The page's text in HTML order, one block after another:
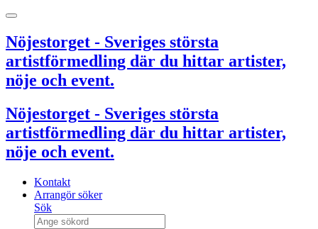
Nöjestorget - Sveriges största
artistförmedling där du hittar artister,
nöje och event.
Nöjestorget - Sveriges största
artistförmedling där du hittar artister,
nöje och event.
Kontakt
Arrangör söker
Sök